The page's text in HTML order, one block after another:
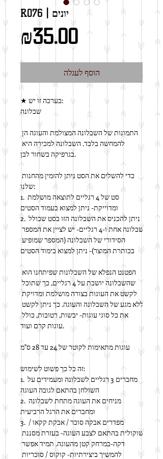
R076 | יונים
₪35.00מחיר
הוסף לעגלה
★ בערכה זו יש:
שבלונה
בגרפיקה בשחור לבן.
שלנו:
1. סט של 4 רגליים לתוצאה מושלמת
ומדוייקת- ניתן למצוא בעמוד הסטים
2. ניתן להכניס את השבלונה הזו בסט שכולל
הסידורי של השבלונה (המספר שמופיע
בכותרת המוצר)- ניתן למצוא בימוד הסטים
לקשט את העוגות בצורה מושלמת ומדויקת
את כל סוגי עוגות- יבשות, רטובות, כולל
עוגות קרם ועוד.
עוגות מתאימות לקוטר של 24 עד 28 ס"מ
זה כל כך פשוט לשימוש:
1. מחברים 3 רגליים לשבלונה ומעמידים על
השולחן בהתאם לגובה העוגה
2. מניחים את העוגה מתחת לשבלונה
ומחברים את הרגל הרביעית
3. מפדרים אבקה סוכר / אבקת קקאו /
דקה-במרחק קטן מהעוגה. תמיד אפשר